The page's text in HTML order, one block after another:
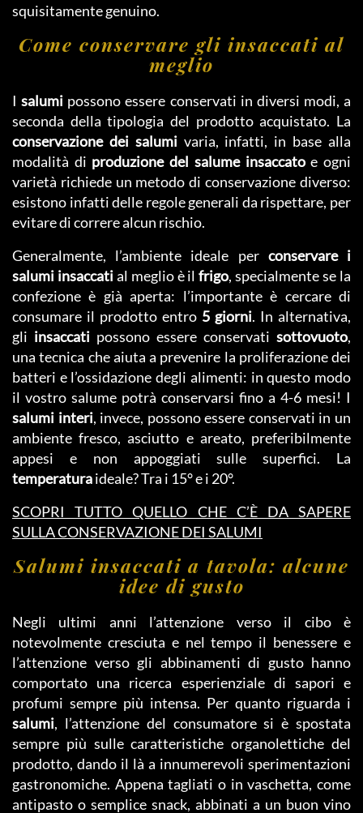
squisitamente genuino.
Come conservare gli insaccati al
meglio
Isalumi possono essere conservati in diversi modi, a
seconda della tipologia del prodotto acquistato. La
conservazione dei salumivaria, infatti, in base alla
modalità di produzione del salume insaccatoe ogni
varietà richiede un metodo di conservazione diverso:
esistono infatti delle regole generali da rispettare, per
evitare di correre alcun rischio.
Generalmente, l’ambiente ideale per conservare i
salumi insaccatial meglio è ilfrigo, specialmente se la
confezione è già aperta: l’importante è cercare di
consumare il prodotto entro 5 giorni. In alternativa,
gli insaccati possono essere conservati sottovuoto,
una tecnica che aiuta a prevenire la proliferazione dei
batteri e l’ossidazione degli alimenti: in questo modo
il vostro salume potrà conservarsi fino a 4-6 mesi! I
salumi interi, invece, possono essere conservati in un
ambiente fresco, asciutto e areato, preferibilmente
appesi e non appoggiati sulle superfici. La
temperaturaideale? Tra i 15° e i 20°.
SCOPRI TUTTO QUELLO CHE C’È DA SAPERE
SULLA CONSERVAZIONE DEI SALUMI
Salumi insaccati a tavola: alcune
idee di gusto
Negli ultimi anni l’attenzione verso il cibo è
notevolmente cresciuta e nel tempo il benessere e
l’attenzione verso gli abbinamenti di gusto hanno
comportato una ricerca esperienziale di sapori e
profumi sempre più intensa. Per quanto riguarda i
salumi, l’attenzione del consumatore si è spostata
sempre più sulle caratteristiche organolettiche del
prodotto, dando il là a innumerevoli sperimentazioni
gastronomiche. Appena tagliati o in vaschetta, come
antipasto o semplice snack, abbinati a un buon vino